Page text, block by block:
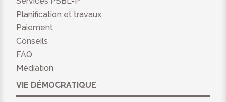
Planification et travaux
Paiement
Conseils
FAQ
Médiation
VIE DÉMOCRATIQUE